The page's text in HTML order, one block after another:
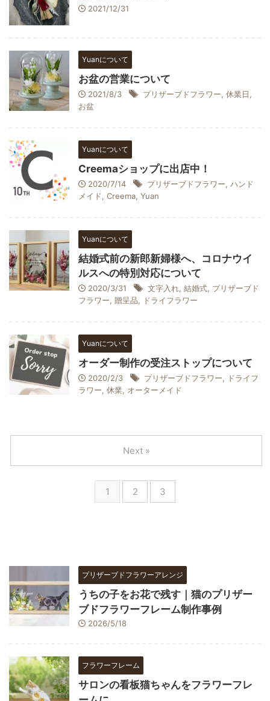
2021/12/31
Yuanについて
お盆の営業について
2021/8/3 プリザーブドフラワー, 休業日,
お盆
Yuanについて
Creemaショップに出店中！
2020/7/14 プリザーブドフラワー, ハンド
メイド, Creema, Yuan
Yuanについて
結婚式前の新郎新婦様へ、コロナウイ
ルスへの特別対応について
2020/3/31 文字入れ, 結婚式, プリザーブド
フラワー, 贈呈品, ドライフラワー
Yuanについて
オーダー制作の受注ストップについて
2020/2/3 プリザーブドフラワー, ドライフ
ラワー, 休業, オーターメイド
1 2 3
Next »
プリザーブドフラワーアレンジ
うちの子をお花で残す｜猫のプリザー
ブドフラワーフレーム制作事例
2026/5/18
フラワーフレーム
サロンの看板猫ちゃんをフラワーフレ